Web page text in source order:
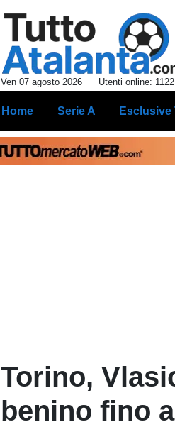
Ven 07 agosto 2026 Utenti online: 1122
Home Serie A Esclusive
Torino,
benino fino